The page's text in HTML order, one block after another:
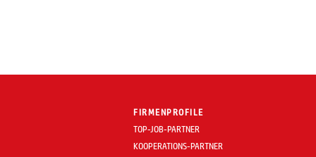
FIRMENPROFILE
TOP-JOB-PARTNER
KOOPERATIONS-PARTNER